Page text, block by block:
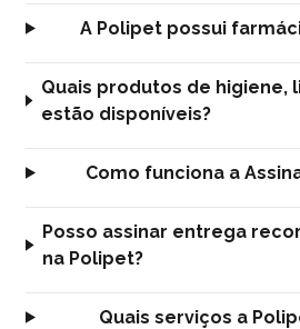
A Polipet possui
Quais produtos de higiene,
estão disponíveis?
Como funciona a
Posso assinar entrega
na Polipet?
Quais serviços a